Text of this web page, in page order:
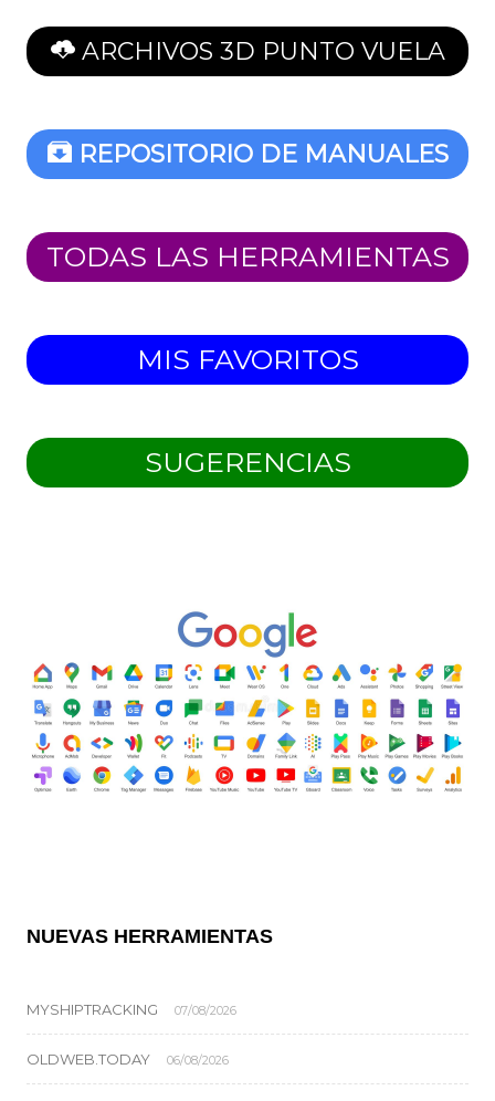
ARCHIVOS 3D PUNTO VUELA
REPOSITORIO DE MANUALES
TODAS LAS HERRAMIENTAS
MIS FAVORITOS
SUGERENCIAS
NUEVAS HERRAMIENTAS
MYSHIPTRACKING 07/08/2026
OLDWEB.TODAY 06/08/2026